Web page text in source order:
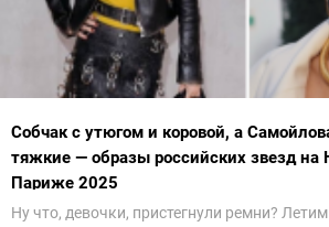
Собчак с утюгом и коровой, а
тяжкие — образы российских звезд на
Париже 2025
Ну что, девочки, пристегнули ремни?